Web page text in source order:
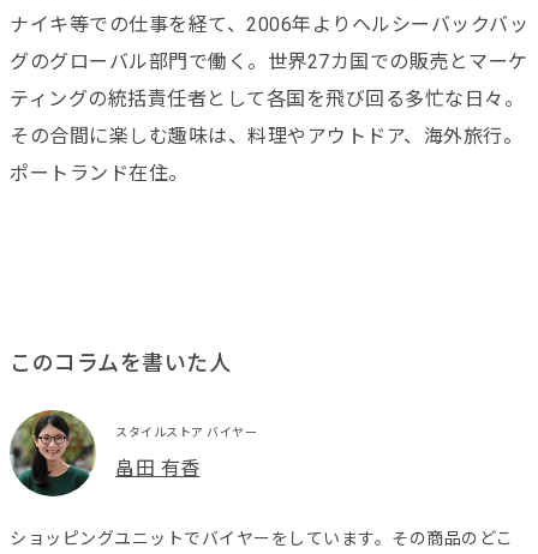
ナイキ等での仕事を経て、2006年よりヘルシーバックバッ
グのグローバル部門で働く。世界27カ国での販売とマーケ
ティングの統括責任者として各国を飛び回る多忙な日々。
その合間に楽しむ趣味は、料理やアウトドア、海外旅行。
ポートランド在住。
このコラムを書いた人
スタイルストア バイヤー
畠田 有香
ショッピングユニットでバイヤーをしています。その商品のどこ